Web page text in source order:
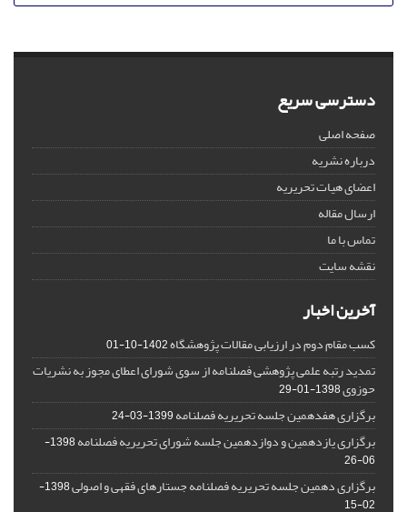
دسترسی سریع
صفحه اصلی
درباره نشریه
اعضای هیات تحریریه
ارسال مقاله
تماس با ما
نقشه سایت
آخرین اخبار
کسب مقام دوم در ارزیابی مقالات پژوهشگاه1402-10-01
تمدید رتبه علمی پژوهشی فصلنامه از سوی شورای اعطای مجوز به نشریات
حوزوی1398-01-29
برگزاری هفدهمین جلسه تحریریه فصلنامه1399-03-24
برگزاری یازدهمین و دوازدهمین جلسه شورای تحریریه فصلنامه
1398-
06-26
برگزاری دهمین جلسه تحریریه فصلنامه جستارهای فقهی و اصولی
1398-
02-15